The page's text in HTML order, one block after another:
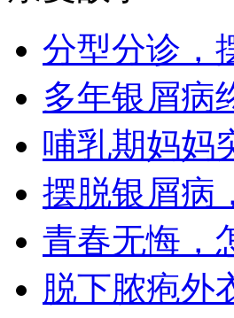
分型分诊，
多年银屑病
哺乳期妈妈
摆脱银屑病
青春无悔，
脱下脓疱外